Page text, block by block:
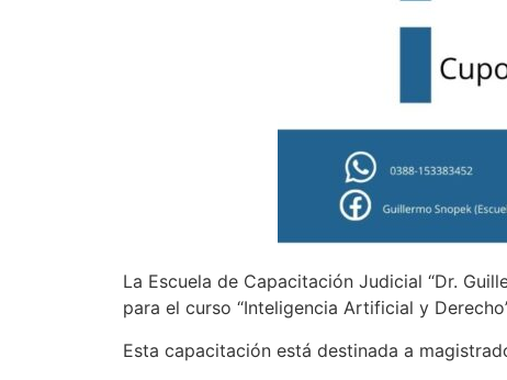
La Escuela de Capacitación Judicial “Dr.
para el curso “Inteligencia Artificial y
Esta capacitación está destinada a